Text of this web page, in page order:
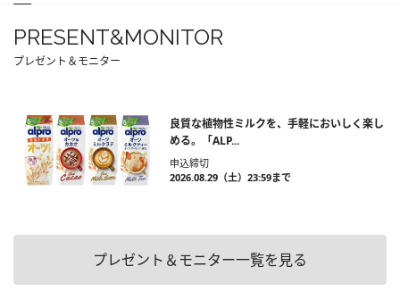
PRESENT&MONITOR
プレゼント＆モニター
良質な植物性ミルクを、手軽においしく楽し
める。「ALP...
申込締切
2026.08.29（土）23:59まで
プレゼント＆モニター一覧を見る